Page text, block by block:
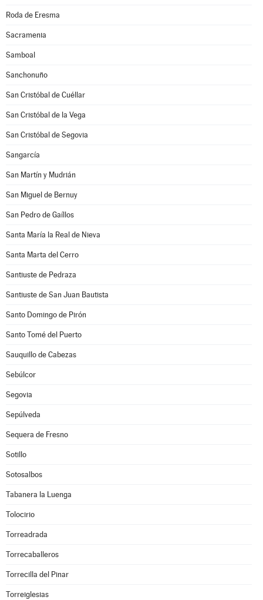
Roda de Eresma
Sacramenia
Samboal
Sanchonuño
San Cristóbal de Cuéllar
San Cristóbal de la Vega
San Cristóbal de Segovia
Sangarcía
San Martín y Mudrián
San Miguel de Bernuy
San Pedro de Gaíllos
Santa María la Real de Nieva
Santa Marta del Cerro
Santiuste de Pedraza
Santiuste de San Juan Bautista
Santo Domingo de Pirón
Santo Tomé del Puerto
Sauquillo de Cabezas
Sebúlcor
Segovia
Sepúlveda
Sequera de Fresno
Sotillo
Sotosalbos
Tabanera la Luenga
Tolocirio
Torreadrada
Torrecaballeros
Torrecilla del Pinar
Torreiglesias